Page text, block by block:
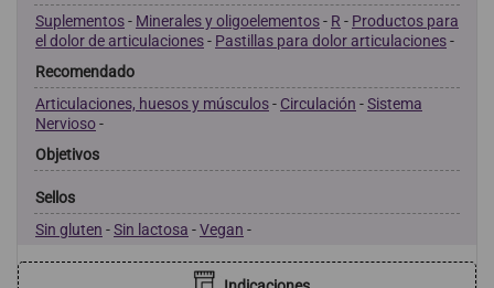
Suplementos- Minerales y oligoelementos- R - Productos para
el dolor de articulaciones- Pastillas para dolor articulaciones-
Recomendado
Articulaciones, huesos y músculos- Circulación -Sistema
Nervioso-
Objetivos
Sellos
Sin gluten -Sin lactosa -Vegan -